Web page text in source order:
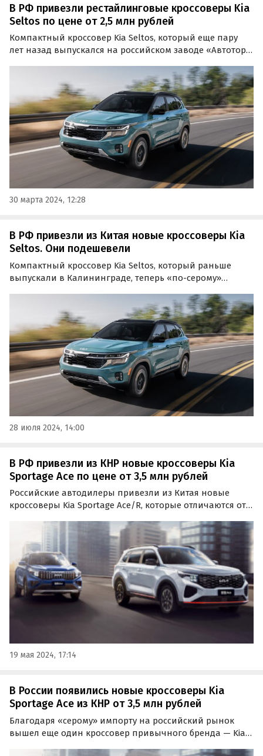
В РФ привезли рестайлинговые кроссоверы Kia
Seltos по цене от 2,5 млн рублей
Компактный кроссовер Kia Seltos, который еще пару
лет назад выпускался на российском заводе «Автотор»
Россию исключительно из-за границы.
30 марта 2024, 12:28
В РФ привезли из Китая новые кроссоверы Kia
Seltos. Они подешевели
Компактный кроссовер Kia Seltos, который раньше
выпускали в Калининграде, теперь «по-серому»
из сайтов объявлений начинаются от 2 400 000 рублей,
сообщают «Автоновости дня».
28 июля 2024, 14:00
В РФ привезли из КНР новые кроссоверы Kia
Sportage Ace по цене от 3,5 млн рублей
Российские автодилеры привезли из Китая новые
кроссоверы Kia Sportage Ace/R, которые отличаются от
и «техникой».
19 мая 2024, 17:14
В России появились новые кроссоверы Kia
Sportage Ace из КНР от 3,5 млн рублей
Благодаря «серому» импорту на российский рынок
вышел еще один кроссовер привычного бренда — Kia